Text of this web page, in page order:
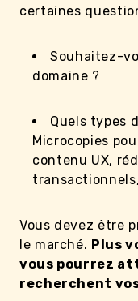
certaines
Souhaitez-
domaine ?
Quels types
Microcopies
contenu UX,
Vous devez être
le marché. Plus
vous pourrez
recherchent